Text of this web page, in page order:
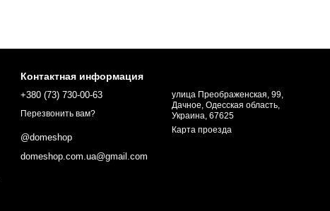
Контактная информация
+380 (73) 730-00-63
Перезвонить вам?
@domeshop
domeshop.com.ua@gmail.com
улица Преображенская, 99,
Дачное, Одесская область,
Украина, 67625
Карта проезда